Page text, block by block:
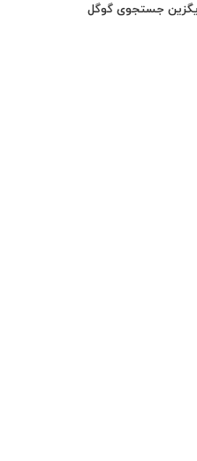
جستجوی گوگل